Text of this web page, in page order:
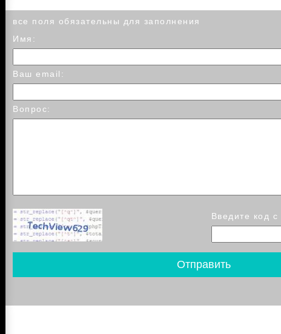
все поля обязательны для заполнения
Имя:
Ваш email:
Вопрос:
Введите код с